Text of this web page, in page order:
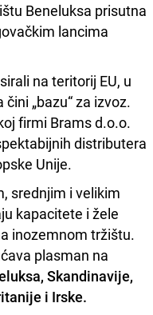
Beneluksa prisutna
lancima
na teritorij EU, u
„bazu“ za izvoz.
firmi Brams d.o.o.
distributera
Unije.
srednjim i velikim
kapacitete i žele
inozemnom tržištu.
plasman na
Skandinavije,
i Irske.